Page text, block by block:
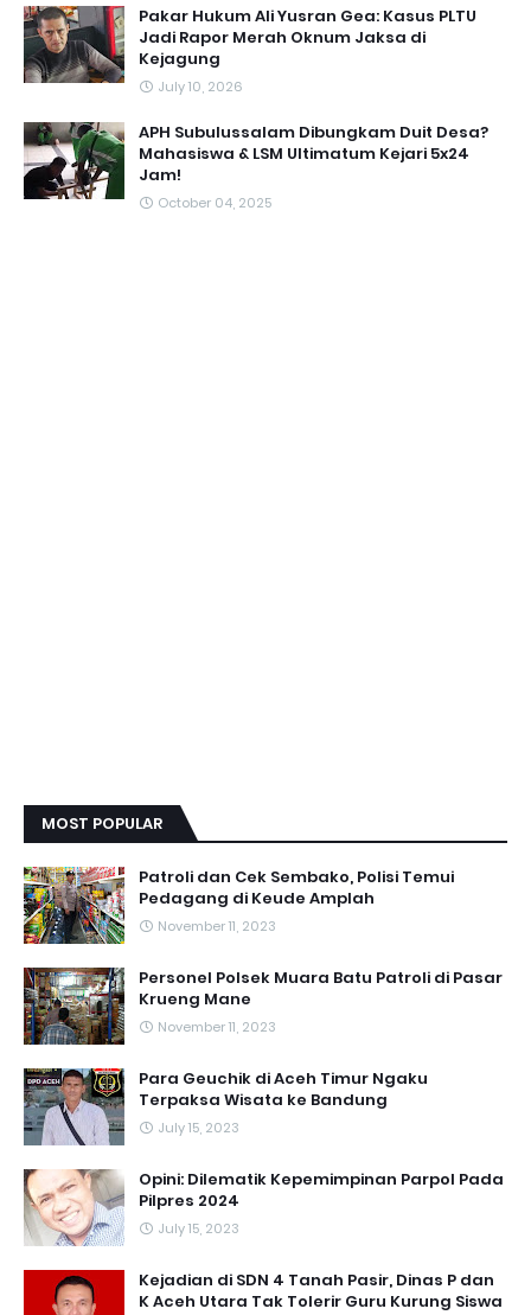
Pakar Hukum Ali Yusran Gea: Kasus PLTU
Jadi Rapor Merah Oknum Jaksa di
Kejagung
July 10, 2026
APH Subulussalam Dibungkam Duit Desa?
Mahasiswa & LSM Ultimatum Kejari 5x24
Jam!
October 04, 2025
MOST POPULAR
Patroli dan Cek Sembako, Polisi Temui
Pedagang di Keude Amplah
November 11, 2023
Personel Polsek Muara Batu Patroli di Pasar
Krueng Mane
November 11, 2023
Para Geuchik di Aceh Timur Ngaku
Terpaksa Wisata ke Bandung
July 15, 2023
Opini: Dilematik Kepemimpinan Parpol Pada
Pilpres 2024
July 15, 2023
Kejadian di SDN 4 Tanah Pasir, Dinas P dan
K Aceh Utara Tak Tolerir Guru Kurung Siswa